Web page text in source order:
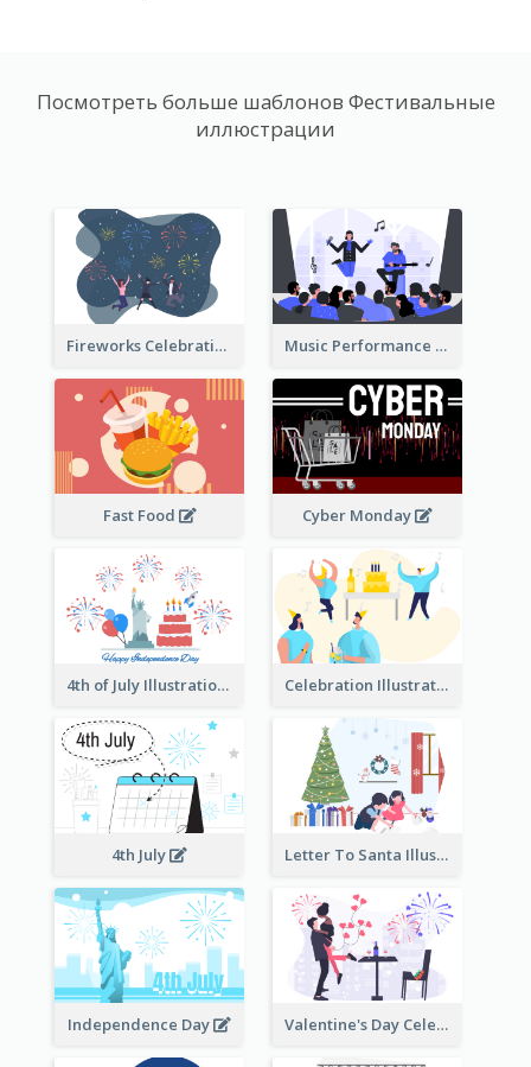
Посмотреть больше шаблонов Фестивальные
иллюстрации
Fireworks Celebration Illustration Music Performance Illustration
Fast Food Cyber Monday
4th of July Illustration Celebration Illustration
4th July Letter To Santa Illustration
Independence Day Valentine's Day Celebration